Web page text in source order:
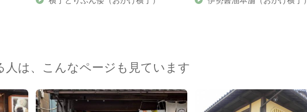
人は、こんなページも見ています